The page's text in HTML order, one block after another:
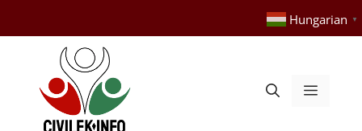
tartalomba
Hungarian ▼
Menü